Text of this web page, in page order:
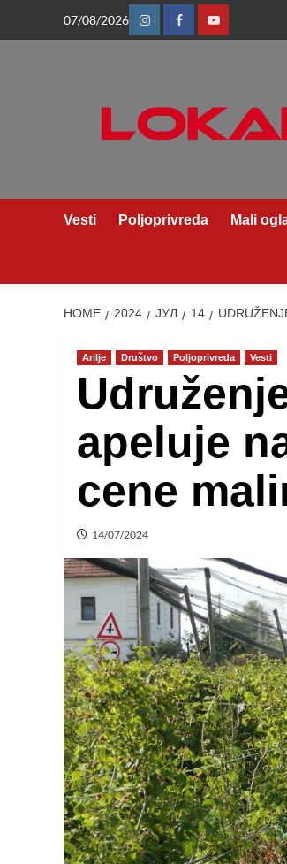
07/08/2026
InstagramFacebookYoutube
Vesti Poljoprivreda Mali
HOME 2024 ЈУЛ 14
Arilje Društvo Poljoprivreda Vesti
apeluje
cene
14/07/2024